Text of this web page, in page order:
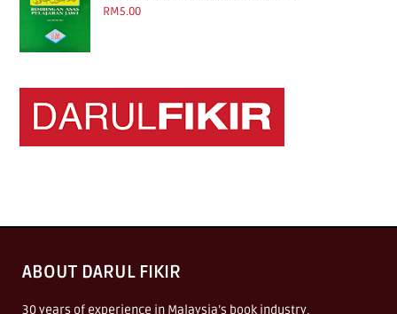
RM5.00
ABOUT DARUL FIKIR
30 years of experience in Malaysia’s book industry,